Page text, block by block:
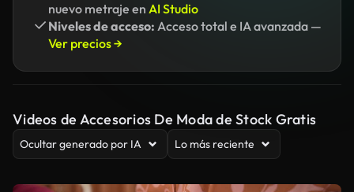
nuevo metraje en AI Studio
Niveles de acceso: Acceso total e IA avanzada —
Ver precios →
Videos de Accesorios De Moda de Stock Gratis
Ocultar generado por IA Lo más reciente